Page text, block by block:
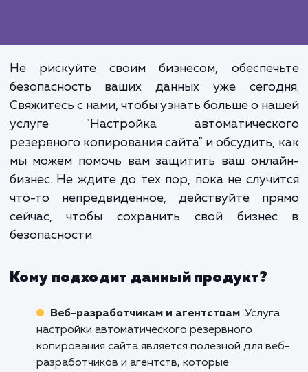
В современном цифровом
данные являются одним из
ценных активов любого
Поэтому их защита и
должна быть в
Автоматическое
копирование не только
ваши данные, но и даёт
спокойствие и
Не рискуйте своим бизнесом,